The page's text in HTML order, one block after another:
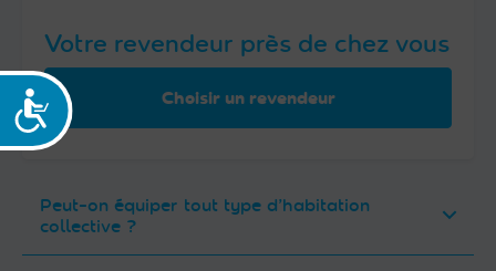
Accessibilité
Votre revendeur près de chez vous
Choisir un revendeur
Peut-on équiper tout type d’habitation
collective ?